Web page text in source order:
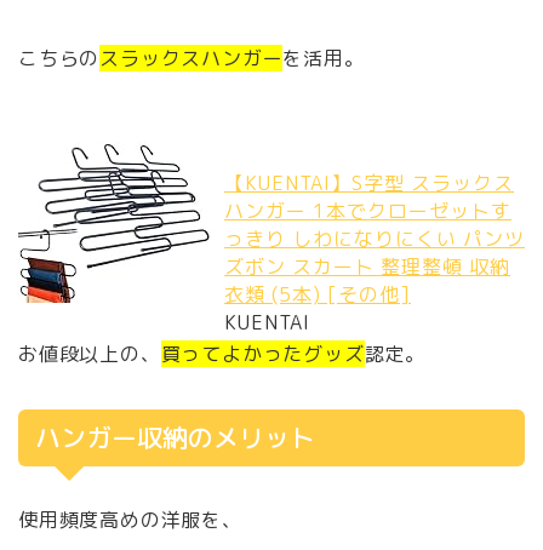
こちらのスラックスハンガーを活用。
【KUENTAI】S字型 スラックス
ハンガー 1本でクローゼットす
っきり しわになりにくい パンツ
ズボン スカート 整理整頓 収納
衣類 (5本) [その他]
KUENTAI
お値段以上の、 買ってよかったグッズ認定。
ハンガー収納のメリット
使用頻度高めの洋服を、